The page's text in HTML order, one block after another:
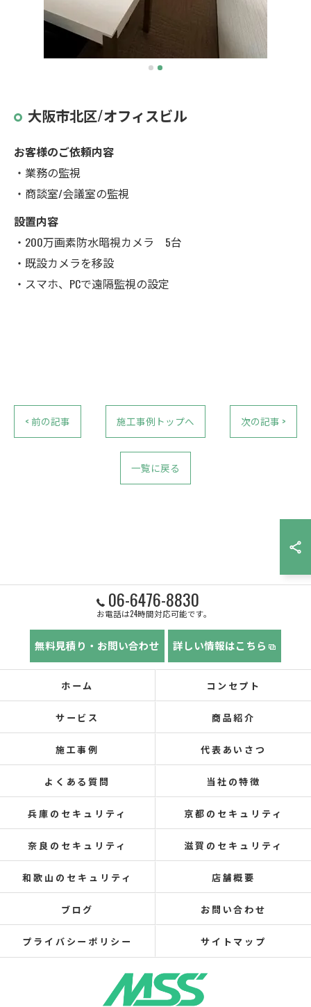
大阪市北区/オフィスビル
お客様のご依頼内容
・業務の監視
・商談室/会議室の監視
設置内容
・200万画素防水暗視カメラ 5台
・既設カメラを移設
・スマホ、PCで遠隔監視の設定
< 前の記事 施工事例トップへ 次の記事 >
一覧に戻る
06-6476-8830
お電話は24時間対応可能です。
無料見積り・お問い合わせ 詳しい情報はこちら
ホーム コンセプト
サービス 商品紹介
施工事例 代表あいさつ
よくある質問 当社の特徴
兵庫のセキュリティ 京都のセキュリティ
奈良のセキュリティ 滋賀のセキュリティ
和歌山のセキュリティ 店舗概要
ブログ お問い合わせ
プライバシーポリシー サイトマップ